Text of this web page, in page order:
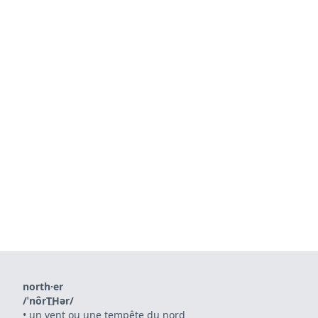
north·er
/ˈnôrT͟Hər/
• un vent ou une tempête du nord